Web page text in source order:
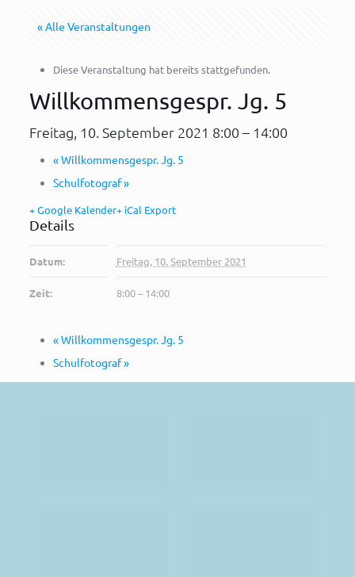
« Alle Veranstaltungen
Diese Veranstaltung hat bereits stattgefunden.
Willkommensgespr. Jg. 5
Freitag, 10. September 2021 8:00 – 14:00
«Willkommensgespr. Jg. 5
Schulfotograf»
+ Google Kalender+ iCal Export
Details
Datum: Freitag, 10. September 2021
Zeit: 8:00 – 14:00
«Willkommensgespr. Jg. 5
Schulfotograf»